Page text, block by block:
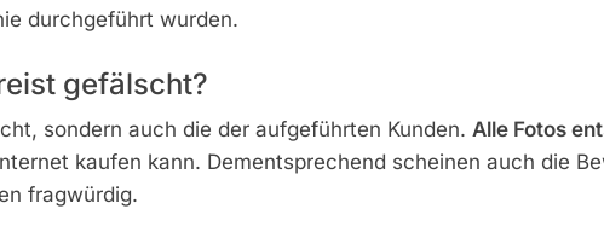
durchgeführt wurden.
gefälscht?
sondern auch die der aufgeführten Kunden. Alle Fotos
kaufen kann. Dementsprechend scheinen auch die
fragwürdig.